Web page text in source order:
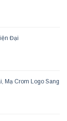
Đại
Mạ Crom Logo Sang